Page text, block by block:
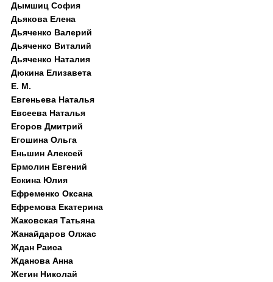
Дымшиц София
Дьякова Елена
Дьяченко Валерий
Дьяченко Виталий
Дьяченко Наталия
Дюкина Елизавета
Е. М.
Евгеньева Наталья
Евсеева Наталья
Егоров Дмитрий
Егошина Ольга
Еньшин Алексей
Ермолин Евгений
Ескина Юлия
Ефременко Оксана
Ефремова Екатерина
Жаковская Татьяна
Жанайдаров Олжас
Ждан Раиса
Жданова Анна
Жегин Николай